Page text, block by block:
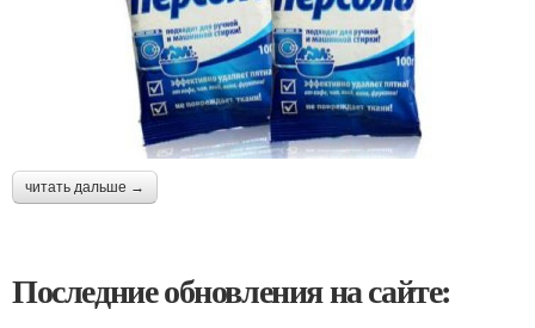
читать дальше →
Последние обновления на сайте: